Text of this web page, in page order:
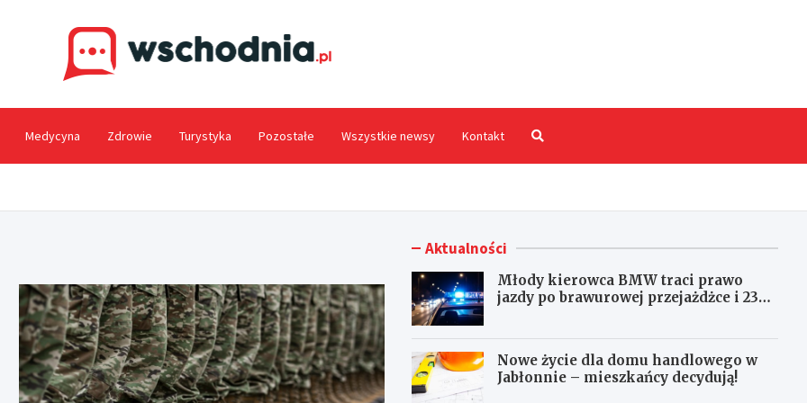
Medycyna Zdrowie Turystyka Pozostałe Wszystkie newsy Kontakt
Aktualności
Młody kierowca BMW traci prawo
jazdy po brawurowej przejażdżce i 23
Nowe życie dla domu handlowego w
Jabłonnie – mieszkańcy decydują!